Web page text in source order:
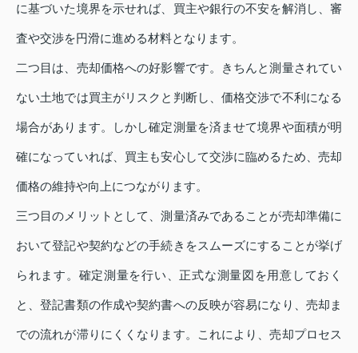
に基づいた境界を示せれば、買主や銀行の不安を解消し、審
査や交渉を円滑に進める材料となります。
二つ目は、売却価格への好影響です。きちんと測量されてい
ない土地では買主がリスクと判断し、価格交渉で不利になる
場合があります。しかし確定測量を済ませて境界や面積が明
確になっていれば、買主も安心して交渉に臨めるため、売却
価格の維持や向上につながります。
三つ目のメリットとして、測量済みであることが売却準備に
おいて登記や契約などの手続きをスムーズにすることが挙げ
られます。確定測量を行い、正式な測量図を用意しておく
と、登記書類の作成や契約書への反映が容易になり、売却ま
での流れが滞りにくくなります。これにより、売却プロセス